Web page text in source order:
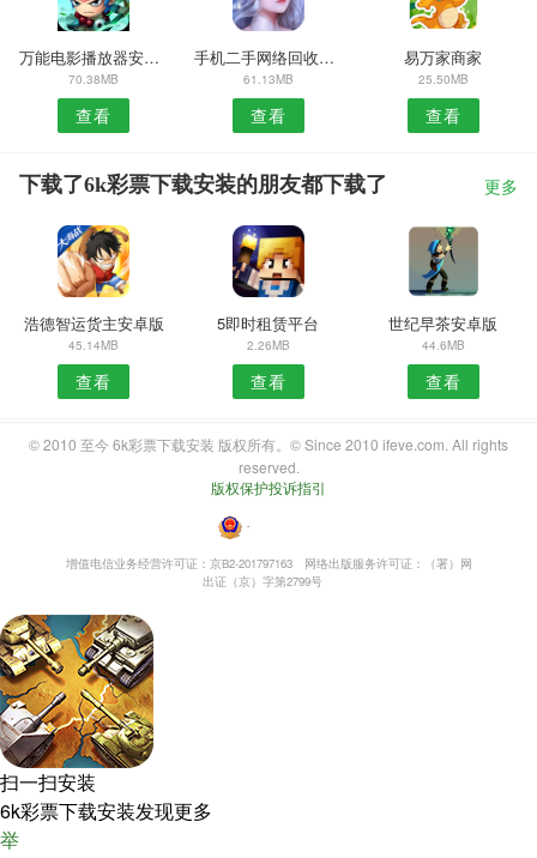
万能电影播放器安卓版
70.38MB
查看
手机二手网络回收安卓版
61.13MB
查看
易万家商家
25.50MB
查看
下载了6k彩票下载安装的朋友都下载了 更多
浩德智运货主安卓版
45.14MB
查看
5即时租赁平台
2.26MB
查看
世纪早茶安卓版
44.6MB
查看
© 2010 至今 6k彩票下载安装 版权所有。© Since 2010 ifeve.com. All rights
reserved.
版权保护投诉指引
・
增值电信业务经营许可证：京B2-201797163
网络出版服务许可证：（署）网
出证（京）字第2799号
扫一扫安装
6k彩票下载安装发现更多
举